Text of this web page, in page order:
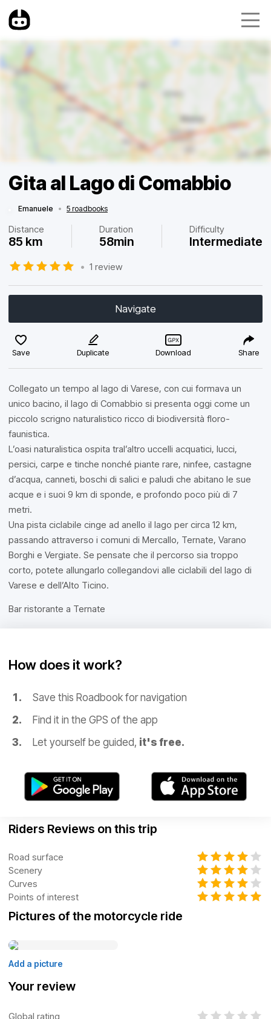
Gita al Lago di Comabbio
Emanuele • 5 roadbooks
Distance
85 km
Duration
58min
Difficulty
Intermediate
• 1 review
Navigate
Save Duplicate Download Share
Collegato un tempo al lago di Varese, con cui formava un
unico bacino, il lago di Comabbio si presenta oggi come un
piccolo scrigno naturalistico ricco di biodiversità floro-
faunistica.
L’oasi naturalistica ospita tral’altro uccelli acquatici, lucci,
persici, carpe e tinche nonché piante rare, ninfee, castagne
d’acqua, canneti, boschi di salici e paludi che abitano le sue
acque e i suoi 9 km di sponde, e profondo poco più di 7
metri.
Una pista ciclabile cinge ad anello il lago per circa 12 km,
passando attraverso i comuni di Mercallo, Ternate, Varano
Borghi e Vergiate. Se pensate che il percorso sia troppo
corto, potete allungarlo collegandovi alle ciclabili del lago di
Varese e dell’Alto Ticino.
Bar ristorante a Ternate
How does it work?
Save this Roadbook for navigation
Find it in the GPS of the app
Let yourself be guided, it's free.
Riders Reviews on this trip
Road surface
Scenery
Curves
Points of interest
Pictures of the motorcycle ride
Add a picture
Your review
Global rating